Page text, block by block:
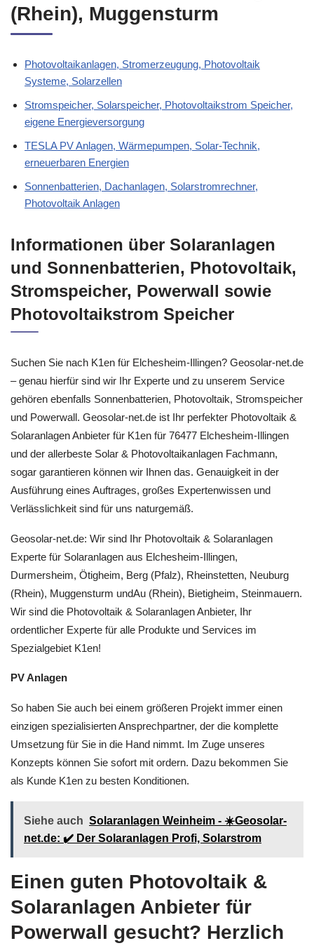
(Rhein), Muggensturm
Photovoltaikanlagen, Stromerzeugung, Photovoltaik
Systeme, Solarzellen
Stromspeicher, Solarspeicher, Photovoltaikstrom Speicher,
eigene Energieversorgung
TESLA PV Anlagen, Wärmepumpen, Solar-Technik,
erneuerbaren Energien
Sonnenbatterien, Dachanlagen, Solarstromrechner,
Photovoltaik Anlagen
Informationen über Solaranlagen
und Sonnenbatterien, Photovoltaik,
Stromspeicher, Powerwall sowie
Photovoltaikstrom Speicher
Suchen Sie nach K1en für Elchesheim-Illingen? Geosolar-net.de
– genau hierfür sind wir Ihr Experte und zu unserem Service
gehören ebenfalls Sonnenbatterien, Photovoltaik, Stromspeicher
und Powerwall. Geosolar-net.de ist Ihr perfekter Photovoltaik &
Solaranlagen Anbieter für K1en für 76477 Elchesheim-Illingen
und der allerbeste Solar & Photovoltaikanlagen Fachmann,
sogar garantieren können wir Ihnen das. Genauigkeit in der
Ausführung eines Auftrages, großes Expertenwissen und
Verlässlichkeit sind für uns naturgemäß.
Geosolar-net.de: Wir sind Ihr Photovoltaik & Solaranlagen
Experte für Solaranlagen aus Elchesheim-Illingen,
Durmersheim, Ötigheim, Berg (Pfalz), Rheinstetten, Neuburg
(Rhein), Muggensturm undAu (Rhein), Bietigheim, Steinmauern.
Wir sind die Photovoltaik & Solaranlagen Anbieter, Ihr
ordentlicher Experte für alle Produkte und Services im
Spezialgebiet K1en!
PV Anlagen
So haben Sie auch bei einem größeren Projekt immer einen
einzigen spezialisierten Ansprechpartner, der die komplette
Umsetzung für Sie in die Hand nimmt. Im Zuge unseres
Konzepts können Sie sofort mit ordern. Dazu bekommen Sie
als Kunde K1en zu besten Konditionen.
Siehe auch Solaranlagen Weinheim - ☀️Geosolar-
net.de: ✔️ Der Solaranlagen Profi, Solarstrom
Einen guten Photovoltaik &
Solaranlagen Anbieter für
Powerwall gesucht? Herzlich